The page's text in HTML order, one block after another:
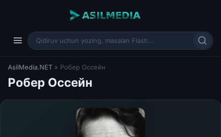
AsilMedia.NET » Робер Оссейн
Робер Оссейн